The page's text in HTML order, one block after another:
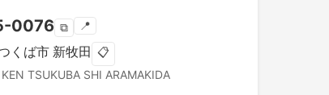
0076 ⧉ 📍
くば市 新牧田 📋
TSUKUBA SHI ARAMAKIDA